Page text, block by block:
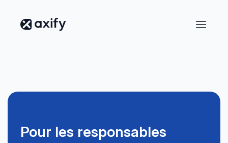
Pour les responsables